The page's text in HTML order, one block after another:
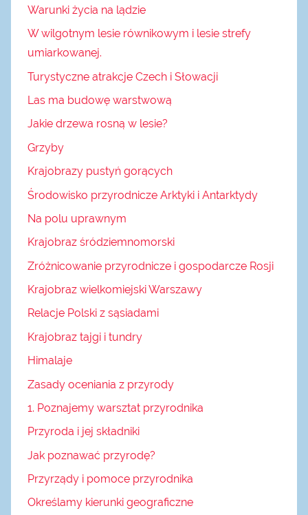
Warunki życia na lądzie
W wilgotnym lesie równikowym i lesie strefy
umiarkowanej.
Turystyczne atrakcje Czech i Słowacji
Las ma budowę warstwową
Jakie drzewa rosną w lesie?
Grzyby
Krajobrazy pustyń gorących
Środowisko przyrodnicze Arktyki i Antarktydy
Na polu uprawnym
Krajobraz śródziemnomorski
Zróżnicowanie przyrodnicze i gospodarcze Rosji
Krajobraz wielkomiejski Warszawy
Relacje Polski z sąsiadami
Krajobraz tajgi i tundry
Himalaje
Zasady oceniania z przyrody
1. Poznajemy warsztat przyrodnika
Przyroda i jej składniki
Jak poznawać przyrodę?
Przyrządy i pomoce przyrodnika
Określamy kierunki geograficzne